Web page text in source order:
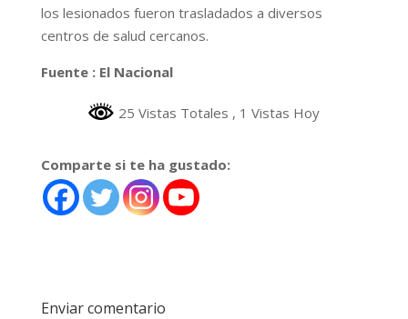
los lesionados fueron trasladados a diversos
centros de salud cercanos.
Fuente : El Nacional
25 Vistas Totales , 1 Vistas Hoy
Comparte si te ha gustado:
Enviar comentario